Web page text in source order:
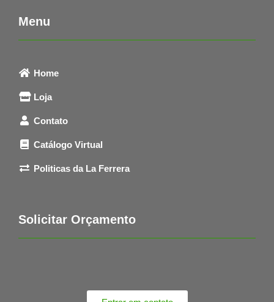
Menu
Home
Loja
Contato
Catálogo Virtual
Politicas da La Ferrera
Solicitar Orçamento